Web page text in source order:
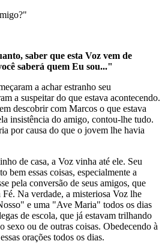
saber que esta Voz vem de
saberá quem Eu sou..."
a achar estranho seu
a suspeitar do que estava acontecendo.
descobrir com Marcos o que estava
insistência do amigo, contou-lhe tudo.
por causa do que o jovem lhe havia
de casa, a Voz vinha até ele. Seu
bem essas coisas, especialmente a
pela conversão de seus amigos, que
Fé. Na verdade, a misteriosa Voz lhe
e uma "Ave Maria" todos os dias
de escola, que já estavam trilhando
sexo ou de outras coisas. Obedecendo à
orações todos os dias.